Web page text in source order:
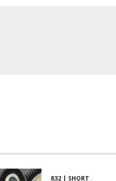
832 | SHORT